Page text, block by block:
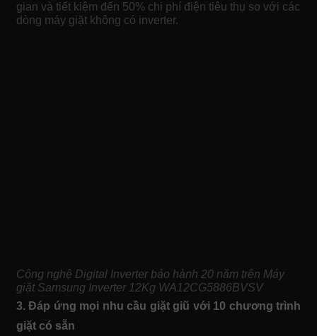
gian và tiết kiệm đến 50% chi phí điện tiêu thụ so với các
dòng máy giặt không có inverter.
Công nghệ Digital Inverter bảo hành 20 năm trên Máy
giặt Samsung Inverter 12Kg WA12CG5886BVSV
3. Đáp ứng mọi nhu cầu giặt giũ với 10 chương trình
giặt có sẵn